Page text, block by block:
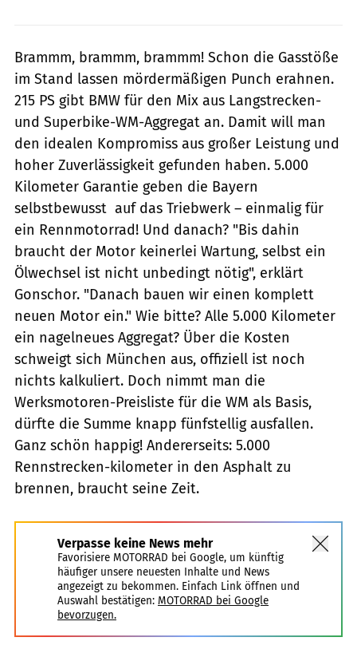
Brammm, brammm, brammm! Schon die Gasstöße
im Stand lassen mördermäßigen Punch erahnen.
215 PS gibt BMW für den Mix aus Langstrecken-
und Superbike-WM-Aggregat an. Damit will man
den idealen Kompromiss aus großer Leistung und
hoher Zuverlässigkeit gefunden haben. 5.000
Kilometer Garantie geben die Bayern
selbstbewusst auf das Triebwerk – einmalig für
ein Rennmotorrad! Und danach? "Bis dahin
braucht der Motor keinerlei Wartung, selbst ein
Ölwechsel ist nicht unbedingt nötig", erklärt
Gonschor. "Danach bauen wir einen komplett
neuen Motor ein." Wie bitte? Alle 5.000 Kilometer
ein nagelneues Aggregat? Über die Kosten
schweigt sich München aus, offiziell ist noch
nichts kalkuliert. Doch nimmt man die
Werksmotoren-Preisliste für die WM als Basis,
dürfte die Summe knapp fünfstellig ausfallen.
Ganz schön happig! Andererseits: 5.000
Rennstrecken-kilometer in den Asphalt zu
brennen, braucht seine Zeit.
Verpasse keine News mehr
Favorisiere MOTORRAD bei Google, um künftig
häufiger unsere neuesten Inhalte und News
angezeigt zu bekommen. Einfach Link öffnen und
Auswahl bestätigen: MOTORRAD bei Google
bevorzugen.